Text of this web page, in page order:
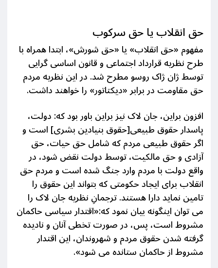
حق انقلاب یا حق سرکوب
مفهوم «حق انقلاب» یا «حق شورش»، ابتدا همراه با
طرح نظریه قرارداد اجتماعی و قانون اساسی گرایی
توسط ژان ژاک روسو مطرح شد. در این نظریه مردم
حق مقاومت در برابر «دیکتاتور» را خواهند داشت.
افزون براین، جان لاک نیز براین باور بود که: دولت،
پاسدارحقوق طبیعی[حقوقبنیادین بشری] استو
اگر حقوق طبیعی مردم که شامل حق حیات، حق
آزادی و حق مالکیت،توسط دولت نقض شود، در
واقع دولت با مردم وارد جنگ شده است و مردم حق
انقلاب برای ایجاد حکومتی که بتواند این حقوق را
تامین نماید دارا هستند. ترجمانِ نظریه جانلاک را
می توان اینگونه بیان نمود که:«اقتدار سیاسی حاکمان
مشروط است، پس، در صورت تخطی آنان و نادیده
گرفته شدن حقوق مردم و شهروندان، این اقتدار
مشروط از حاکمان ستانده می شود».